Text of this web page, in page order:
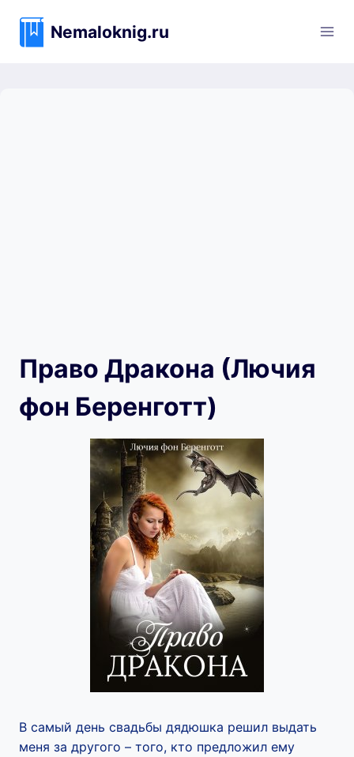
содержимому
Nemaloknig.ru
Право Дракона (Лючия
фон Беренготт)
В самый день свадьбы дядюшка решил выдать
меня за другого – того, кто предложил ему